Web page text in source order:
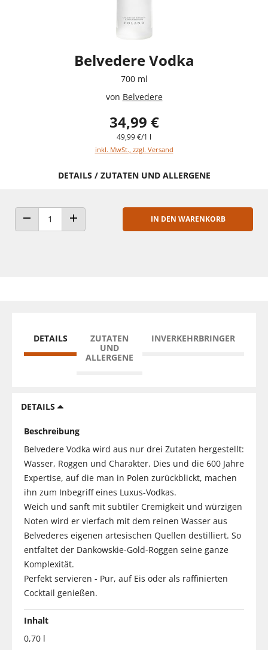
Belvedere Vodka
700 ml
von Belvedere
34,99 €
49,99 €/1 l
inkl. MwSt., zzgl. Versand
DETAILS / ZUTATEN UND ALLERGENE
ANZAHL VERRINGERNANZAHL ERHÖHEN
IN DEN WARENKORB
DETAILS
ZUTATEN
UND
ALLERGENE
INVERKEHRBRINGER
DETAILS
Beschreibung
Belvedere Vodka wird aus nur drei Zutaten hergestellt:
Wasser, Roggen und Charakter. Dies und die 600 Jahre
Expertise, auf die man in Polen zurückblickt, machen
ihn zum Inbegriff eines Luxus-Vodkas.
Weich und sanft mit subtiler Cremigkeit und würzigen
Noten wird er vierfach mit dem reinen Wasser aus
Belvederes eigenen artesischen Quellen destilliert. So
entfaltet der Dankowskie-Gold-Roggen seine ganze
Komplexität.
Perfekt servieren - Pur, auf Eis oder als raffinierten
Cocktail genießen.
Inhalt
0,70 l